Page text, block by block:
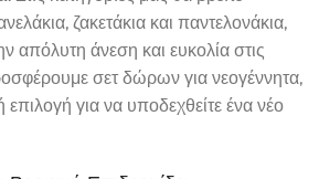
ζακετάκια και παντελονάκια,
απόλυτη άνεση και ευκολία στις
σετ δώρων για νεογέννητα,
για να υποδεχθείτε ένα νέο